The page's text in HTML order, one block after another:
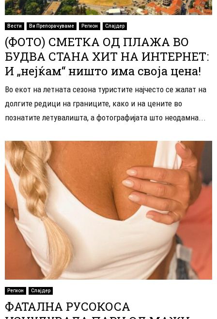
Вести Ви Препорачуваме Регион Слајдер
(ФОТО) СМЕТКА ОД ПЛАЖА ВО
БУДВА СТАНА ХИТ НА ИНТЕРНЕТ:
И „нејќам“ ништо има своја цена!
Во екот на летната сезона туристите најчесто се жалат на
долгите редици на границите, како и на цените во
познатите летувалишта, а фотографијата што неодамна...
Регион Слајдер
ФАТАЛНА РУСОКОСА